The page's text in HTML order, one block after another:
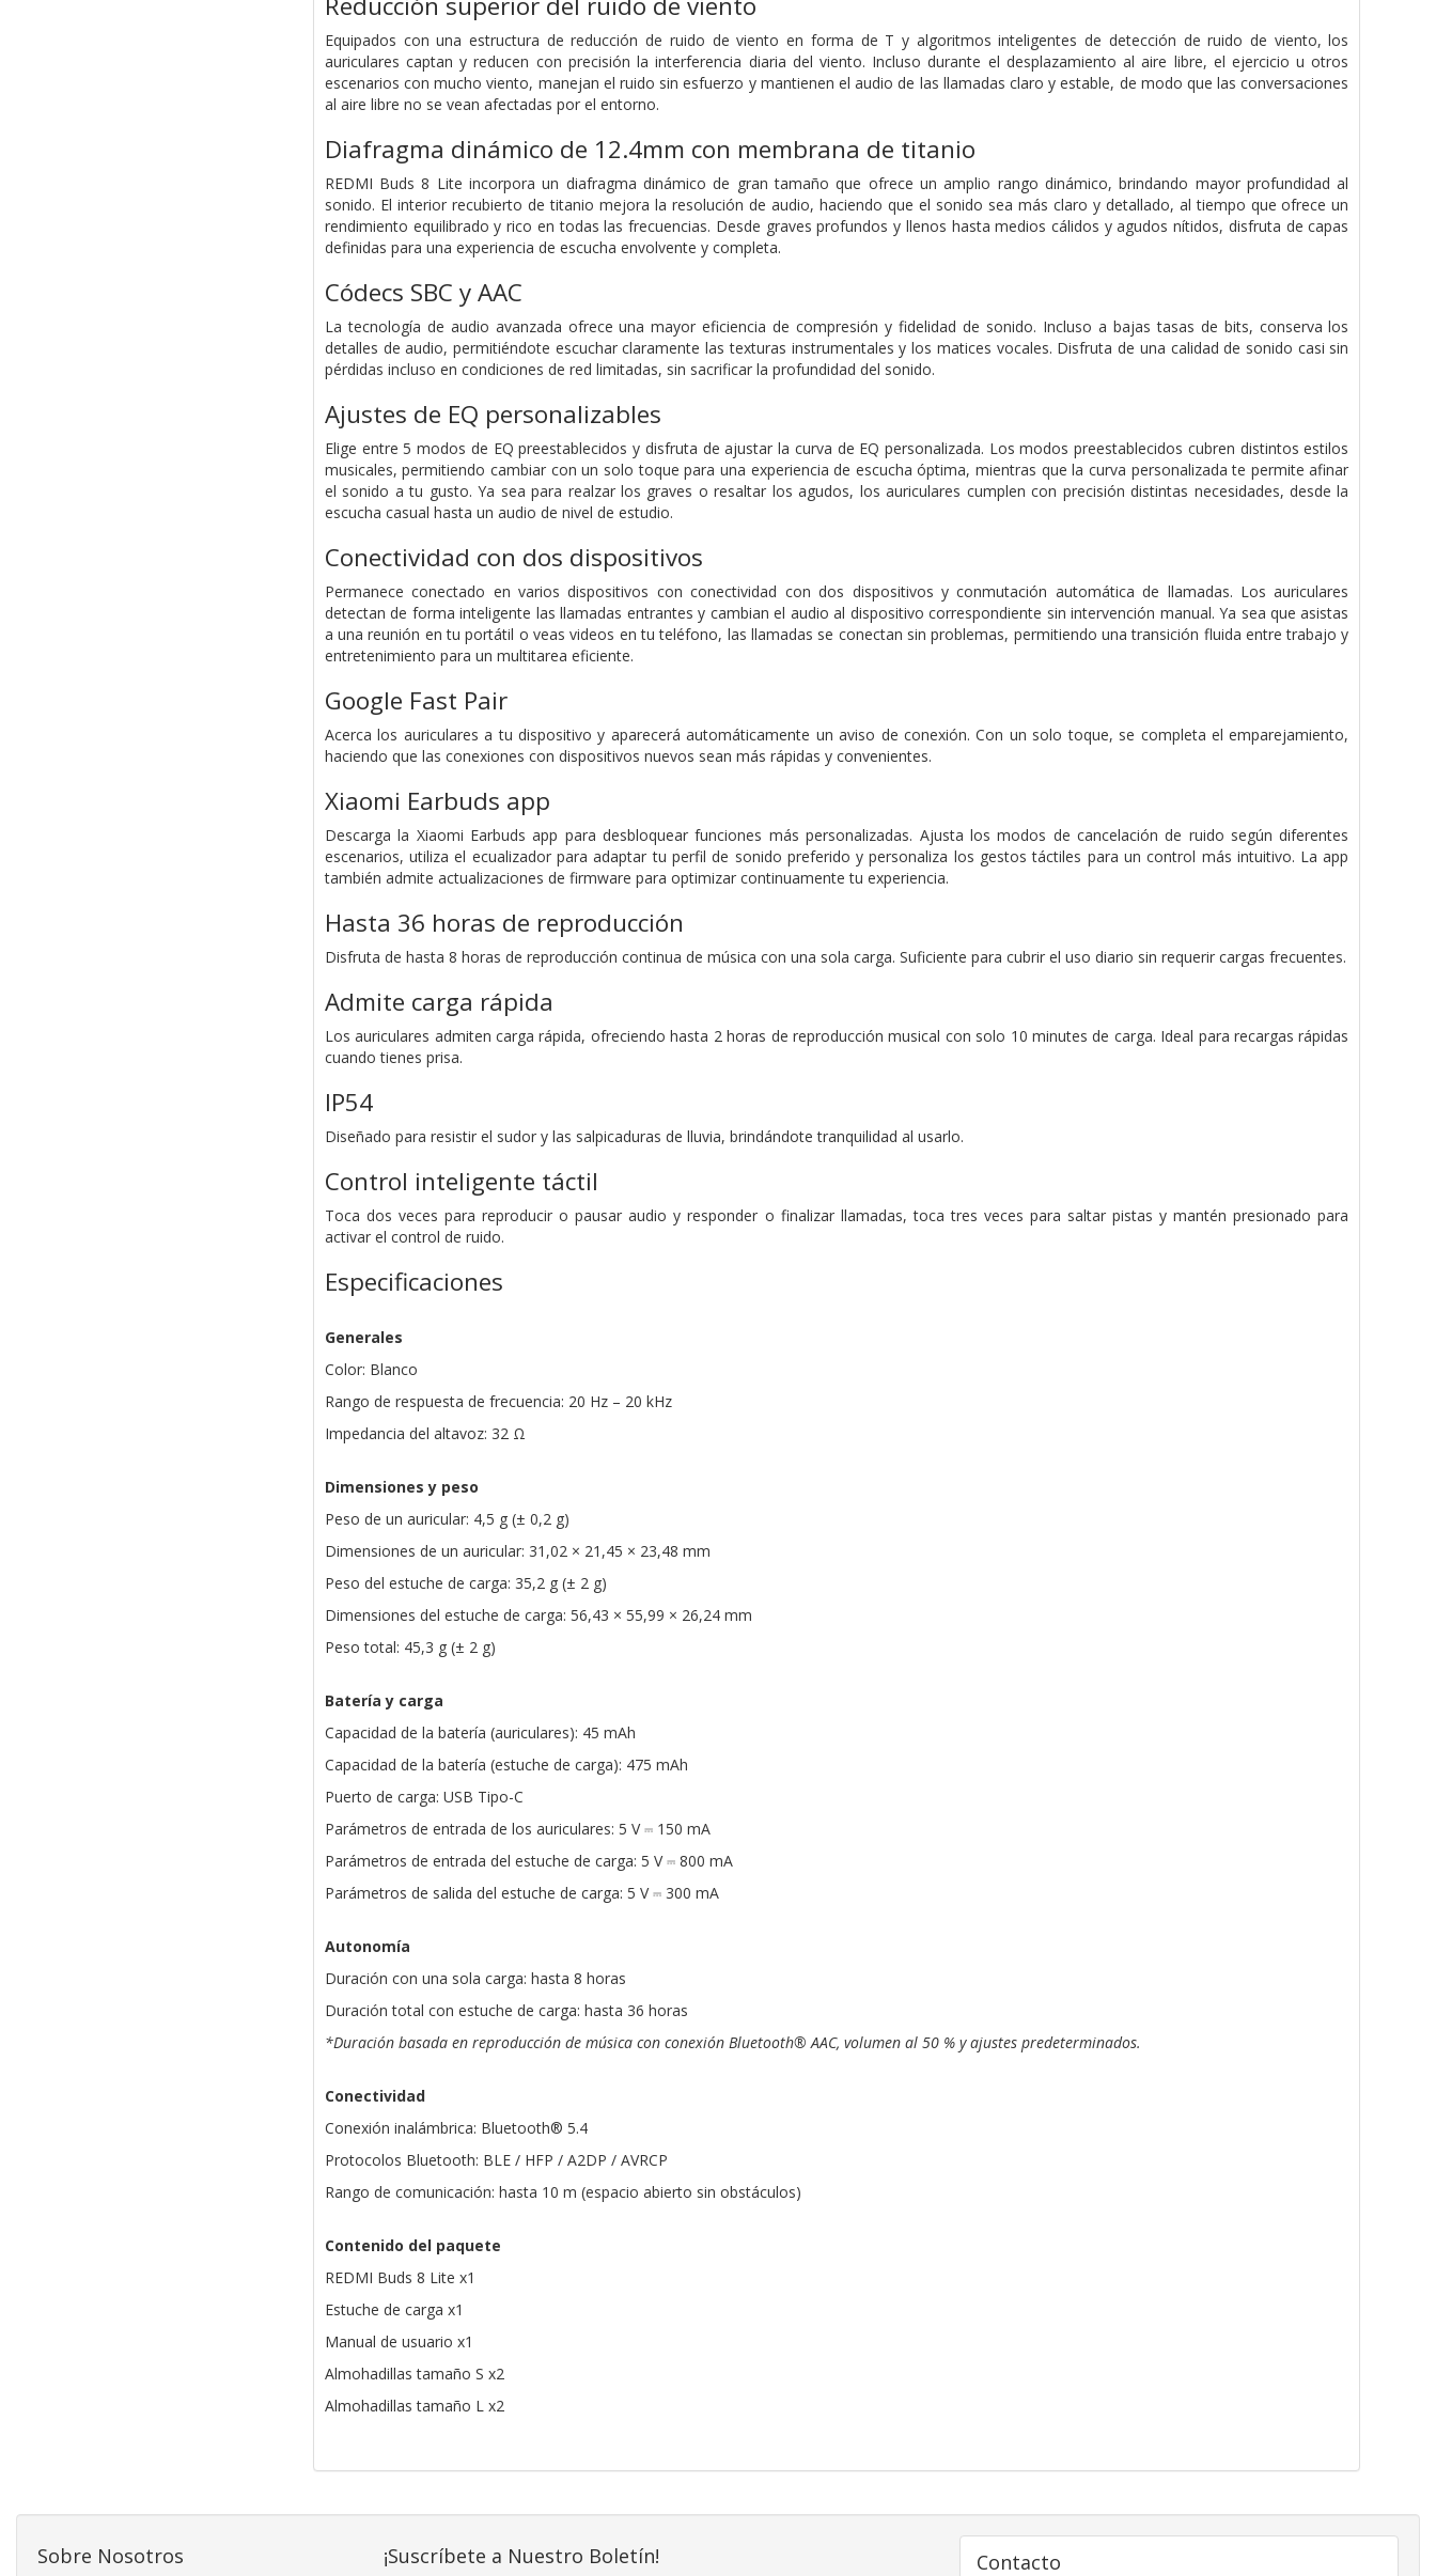
Equipados con una estructura de reducción de ruido de viento en forma de T y algoritmos inteligentes de detección de ruido de viento, los
auriculares captan y reducen con precisión la interferencia diaria del viento. Incluso durante el desplazamiento al aire libre, el ejercicio u otros
escenarios con mucho viento, manejan el ruido sin esfuerzo y mantienen el audio de las llamadas claro y estable, de modo que las conversaciones
al aire libre no se vean afectadas por el entorno.
Diafragma dinámico de 12.4mm con membrana de titanio
REDMI Buds 8 Lite incorpora un diafragma dinámico de gran tamaño que ofrece un amplio rango dinámico, brindando mayor profundidad al
sonido. El interior recubierto de titanio mejora la resolución de audio, haciendo que el sonido sea más claro y detallado, al tiempo que ofrece un
rendimiento equilibrado y rico en todas las frecuencias. Desde graves profundos y llenos hasta medios cálidos y agudos nítidos, disfruta de capas
definidas para una experiencia de escucha envolvente y completa.
Códecs SBC y AAC
La tecnología de audio avanzada ofrece una mayor eficiencia de compresión y fidelidad de sonido. Incluso a bajas tasas de bits, conserva los
detalles de audio, permitiéndote escuchar claramente las texturas instrumentales y los matices vocales. Disfruta de una calidad de sonido casi sin
pérdidas incluso en condiciones de red limitadas, sin sacrificar la profundidad del sonido.
Ajustes de EQ personalizables
Elige entre 5 modos de EQ preestablecidos y disfruta de ajustar la curva de EQ personalizada. Los modos preestablecidos cubren distintos estilos
musicales, permitiendo cambiar con un solo toque para una experiencia de escucha óptima, mientras que la curva personalizada te permite afinar
el sonido a tu gusto. Ya sea para realzar los graves o resaltar los agudos, los auriculares cumplen con precisión distintas necesidades, desde la
escucha casual hasta un audio de nivel de estudio.
Conectividad con dos dispositivos
Permanece conectado en varios dispositivos con conectividad con dos dispositivos y conmutación automática de llamadas. Los auriculares
detectan de forma inteligente las llamadas entrantes y cambian el audio al dispositivo correspondiente sin intervención manual. Ya sea que asistas
a una reunión en tu portátil o veas videos en tu teléfono, las llamadas se conectan sin problemas, permitiendo una transición fluida entre trabajo y
entretenimiento para un multitarea eficiente.
Google Fast Pair
Acerca los auriculares a tu dispositivo y aparecerá automáticamente un aviso de conexión. Con un solo toque, se completa el emparejamiento,
haciendo que las conexiones con dispositivos nuevos sean más rápidas y convenientes.
Xiaomi Earbuds app
Descarga la Xiaomi Earbuds app para desbloquear funciones más personalizadas. Ajusta los modos de cancelación de ruido según diferentes
escenarios, utiliza el ecualizador para adaptar tu perfil de sonido preferido y personaliza los gestos táctiles para un control más intuitivo. La app
también admite actualizaciones de firmware para optimizar continuamente tu experiencia.
Hasta 36 horas de reproducción
Disfruta de hasta 8 horas de reproducción continua de música con una sola carga. Suficiente para cubrir el uso diario sin requerir cargas frecuentes.
Admite carga rápida
Los auriculares admiten carga rápida, ofreciendo hasta 2 horas de reproducción musical con solo 10 minutes de carga. Ideal para recargas rápidas
cuando tienes prisa.
IP54
Diseñado para resistir el sudor y las salpicaduras de lluvia, brindándote tranquilidad al usarlo.
Control inteligente táctil
Toca dos veces para reproducir o pausar audio y responder o finalizar llamadas, toca tres veces para saltar pistas y mantén presionado para
activar el control de ruido.
Especificaciones
Generales
Color: Blanco
Rango de respuesta de frecuencia: 20 Hz – 20 kHz
Impedancia del altavoz: 32 Ω
Dimensiones y peso
Peso de un auricular: 4,5 g (± 0,2 g)
Dimensiones de un auricular: 31,02 × 21,45 × 23,48 mm
Peso del estuche de carga: 35,2 g (± 2 g)
Dimensiones del estuche de carga: 56,43 × 55,99 × 26,24 mm
Peso total: 45,3 g (± 2 g)
Batería y carga
Capacidad de la batería (auriculares): 45 mAh
Capacidad de la batería (estuche de carga): 475 mAh
Puerto de carga: USB Tipo-C
Parámetros de entrada de los auriculares: 5 V ⎓ 150 mA
Parámetros de entrada del estuche de carga: 5 V ⎓ 800 mA
Parámetros de salida del estuche de carga: 5 V ⎓ 300 mA
Autonomía
Duración con una sola carga: hasta 8 horas
Duración total con estuche de carga: hasta 36 horas
*Duración basada en reproducción de música con conexión Bluetooth® AAC, volumen al 50 % y ajustes predeterminados.
Conectividad
Conexión inalámbrica: Bluetooth® 5.4
Protocolos Bluetooth: BLE / HFP / A2DP / AVRCP
Rango de comunicación: hasta 10 m (espacio abierto sin obstáculos)
Contenido del paquete
REDMI Buds 8 Lite x1
Estuche de carga x1
Manual de usuario x1
Almohadillas tamaño S x2
Almohadillas tamaño L x2
Sobre Nosotros ¡Suscríbete a Nuestro Boletín! Contacto